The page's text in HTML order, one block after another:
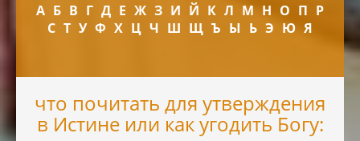
А Б В Г Д Е Ж З И Й К Л М Н О П Р
С Т У Ф Х Ц Ч Ш Щ Ъ Ы Ь Э Ю Я
что почитать для утверждения
в Истине или как угодить Богу: